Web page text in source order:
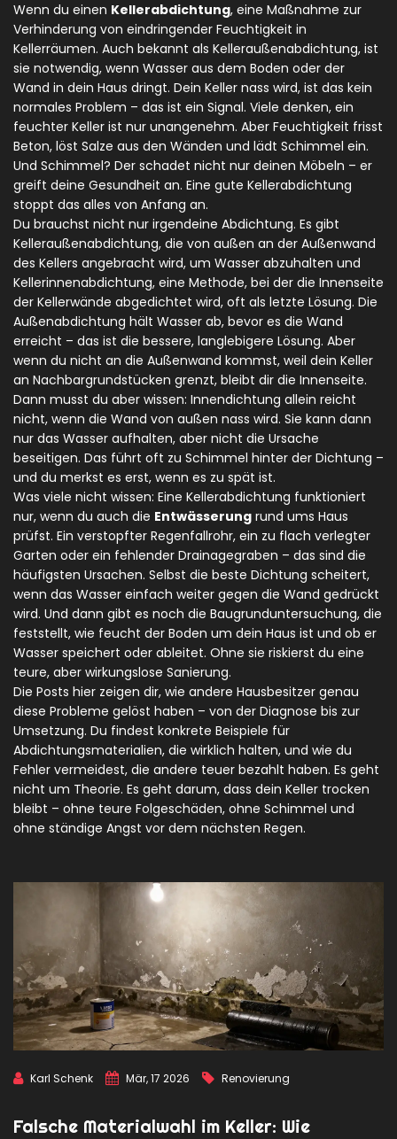
Wenn du einen Kellerabdichtung, eine Maßnahme zur
Verhinderung von eindringender Feuchtigkeit in
Kellerräumen. Auch bekannt als Kelleraußenabdichtung, ist
sie notwendig, wenn Wasser aus dem Boden oder der
Wand in dein Haus dringt. Dein Keller nass wird, ist das kein
normales Problem – das ist ein Signal. Viele denken, ein
feuchter Keller ist nur unangenehm. Aber Feuchtigkeit frisst
Beton, löst Salze aus den Wänden und lädt Schimmel ein.
Und Schimmel? Der schadet nicht nur deinen Möbeln – er
greift deine Gesundheit an. Eine gute Kellerabdichtung
stoppt das alles von Anfang an.
Du brauchst nicht nur irgendeine Abdichtung. Es gibt
Kelleraußenabdichtung, die von außen an der Außenwand
des Kellers angebracht wird, um Wasser abzuhalten und
Kellerinnenabdichtung, eine Methode, bei der die Innenseite
der Kellerwände abgedichtet wird, oft als letzte Lösung. Die
Außenabdichtung hält Wasser ab, bevor es die Wand
erreicht – das ist die bessere, langlebigere Lösung. Aber
wenn du nicht an die Außenwand kommst, weil dein Keller
an Nachbargrundstücken grenzt, bleibt dir die Innenseite.
Dann musst du aber wissen: Innendichtung allein reicht
nicht, wenn die Wand von außen nass wird. Sie kann dann
nur das Wasser aufhalten, aber nicht die Ursache
beseitigen. Das führt oft zu Schimmel hinter der Dichtung –
und du merkst es erst, wenn es zu spät ist.
Was viele nicht wissen: Eine Kellerabdichtung funktioniert
nur, wenn du auch die Entwässerung rund ums Haus
prüfst. Ein verstopfter Regenfallrohr, ein zu flach verlegter
Garten oder ein fehlender Drainagegraben – das sind die
häufigsten Ursachen. Selbst die beste Dichtung scheitert,
wenn das Wasser einfach weiter gegen die Wand gedrückt
wird. Und dann gibt es noch die Baugrunduntersuchung, die
feststellt, wie feucht der Boden um dein Haus ist und ob er
Wasser speichert oder ableitet. Ohne sie riskierst du eine
teure, aber wirkungslose Sanierung.
Die Posts hier zeigen dir, wie andere Hausbesitzer genau
diese Probleme gelöst haben – von der Diagnose bis zur
Umsetzung. Du findest konkrete Beispiele für
Abdichtungsmaterialien, die wirklich halten, und wie du
Fehler vermeidest, die andere teuer bezahlt haben. Es geht
nicht um Theorie. Es geht darum, dass dein Keller trocken
bleibt – ohne teure Folgeschäden, ohne Schimmel und
ohne ständige Angst vor dem nächsten Regen.
Karl Schenk Mär, 17 2026 Renovierung
Falsche Materialwahl im Keller: Wie